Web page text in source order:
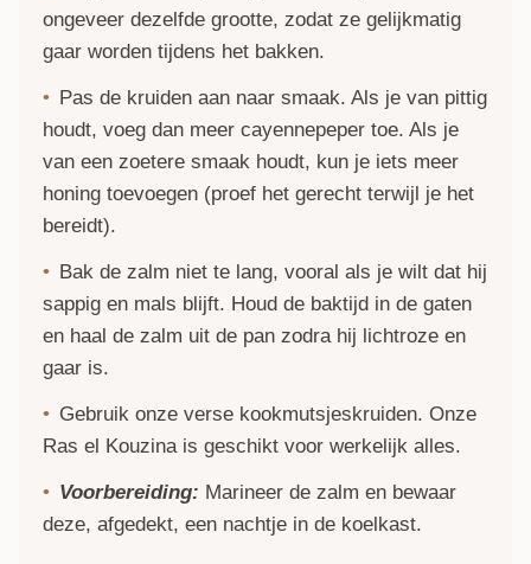
ongeveer dezelfde grootte, zodat ze gelijkmatig
gaar worden tijdens het bakken.
Pas de kruiden aan naar smaak. Als je van pittig
houdt, voeg dan meer cayennepeper toe. Als je
van een zoetere smaak houdt, kun je iets meer
honing toevoegen (proef het gerecht terwijl je het
bereidt).
Bak de zalm niet te lang, vooral als je wilt dat hij
sappig en mals blijft. Houd de baktijd in de gaten
en haal de zalm uit de pan zodra hij lichtroze en
gaar is.
Gebruik onze verse kookmutsjeskruiden. Onze
Ras el Kouzina is geschikt voor werkelijk alles.
Voorbereiding: Marineer de zalm en bewaar
deze, afgedekt, een nachtje in de koelkast.